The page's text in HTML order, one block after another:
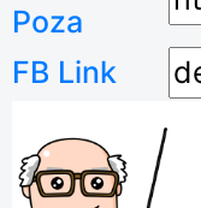
Poza
FB Link